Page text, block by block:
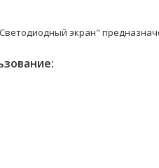
экран"